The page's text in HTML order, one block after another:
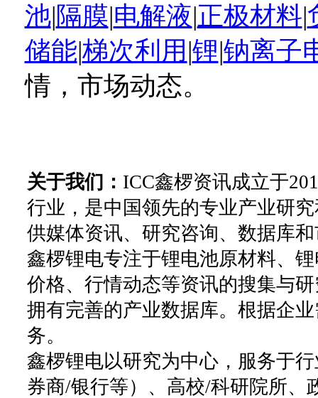
池|隔膜|电解液|正极材料|
储能|梯次利用|锂|钠离子
情，市场动态。
关于我们： ICC鑫椤资讯成立于
行业，是中国领先的专业产业研
供媒体资讯、研究咨询、数据库
鑫椤锂电专注于锂电池原材料、
价格、行情动态等资讯的搜集与
拥有完善的产业数据库。根据企
务。
鑫椤锂电以研究为中心，服务于
券商/银行等）、高校/科研院所、